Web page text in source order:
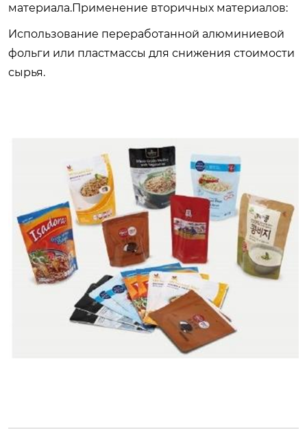
материала.Применение вторичных материалов:
Использование переработанной алюминиевой
фольги или пластмассы для снижения стоимости
сырья.